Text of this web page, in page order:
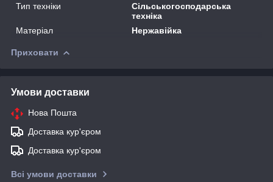
Тип техніки
Сільськогосподарська
техніка
Матеріал
Нержавійка
Приховати
Умови доставки
Нова Пошта
Доставка кур'єром
Доставка кур'єром
Всі умови доставки